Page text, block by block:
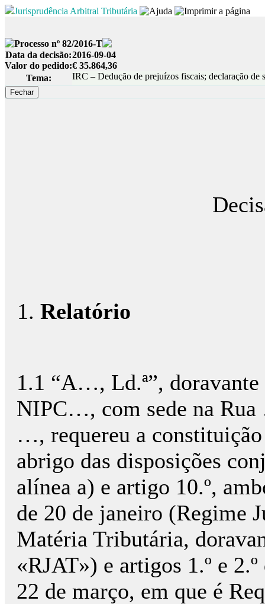
Jurisprudência Arbitral Tributária
Processo nº 82/2016-T
Data da decisão:2016-09-04
Valor do pedido:€ 35.864,36
Tema:
IRC – Dedução de prejuízos fiscais; declaração
Relatório
1.1 “A…, Ld.ª”, doravante
NIPC…, com sede na
…, requereu a
abrigo das disposições
alínea a) e artigo 10.º,
de 20 de janeiro (Regime
Matéria Tributária,
«RJAT») e artigos 1.º e
22 de março, em que é